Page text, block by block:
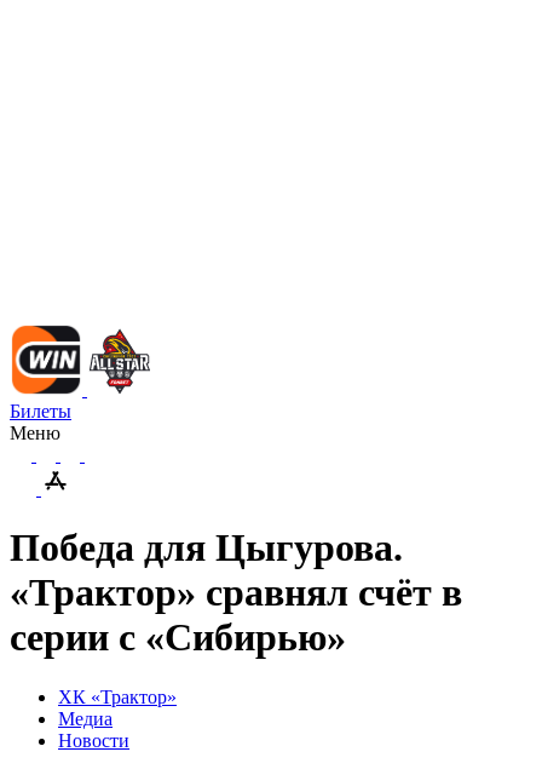
Билеты
Меню
Победа для Цыгурова.
«Трактор» сравнял счёт в
серии с «Сибирью»
ХК «Трактор»
Медиа
Новости